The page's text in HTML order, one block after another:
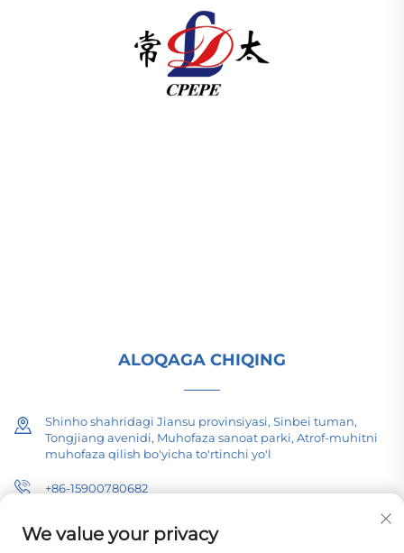
ALOQAGA CHIQING
Shinho shahridagi Jiansu provinsiyasi, Sinbei tuman,
Tongjiang avenidi, Muhofaza sanoat parki, Atrof-muhitni
muhofaza qilish bo'yicha to'rtinchi yo'l
+86-15900780682
[email protected]
We value your privacy